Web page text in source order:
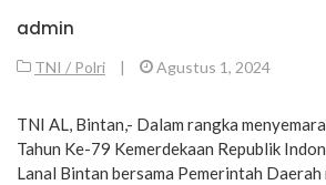
admin
TNI / Polri | Agustus 1, 2024
TNI AL, Bintan,- Dalam rangka
Tahun Ke-79 Kemerdekaan Republik
Lanal Bintan bersama Pemerintah Daerah